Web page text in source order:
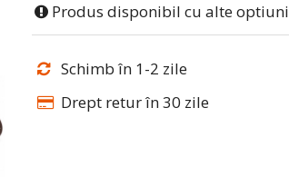
Produs disponibil cu alte optiuni
Schimb în 1-2 zile
Drept retur în 30 zile